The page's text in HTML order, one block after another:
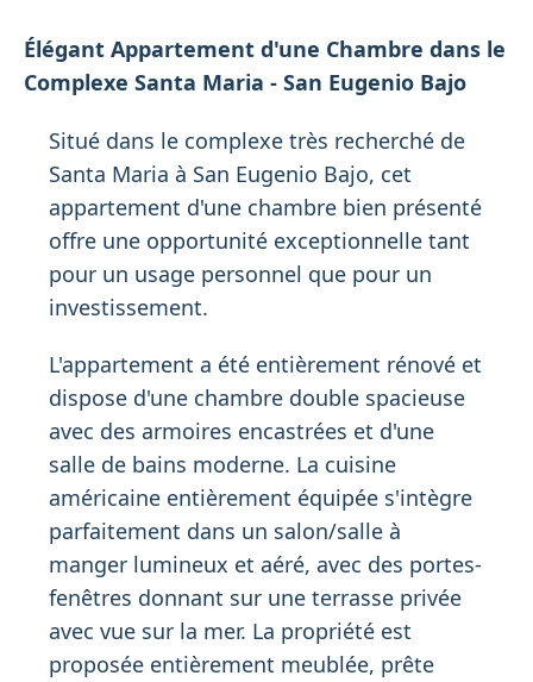
Élégant Appartement d'une Chambre dans le
Complexe Santa Maria - San Eugenio Bajo
Situé dans le complexe très recherché de
Santa Maria à San Eugenio Bajo, cet
appartement d'une chambre bien présenté
offre une opportunité exceptionnelle tant
pour un usage personnel que pour un
investissement.
L'appartement a été entièrement rénové et
dispose d'une chambre double spacieuse
avec des armoires encastrées et d'une
salle de bains moderne. La cuisine
américaine entièrement équipée s'intègre
parfaitement dans un salon/salle à
manger lumineux et aéré, avec des portes-
fenêtres donnant sur une terrasse privée
avec vue sur la mer. La propriété est
proposée entièrement meublée, prête